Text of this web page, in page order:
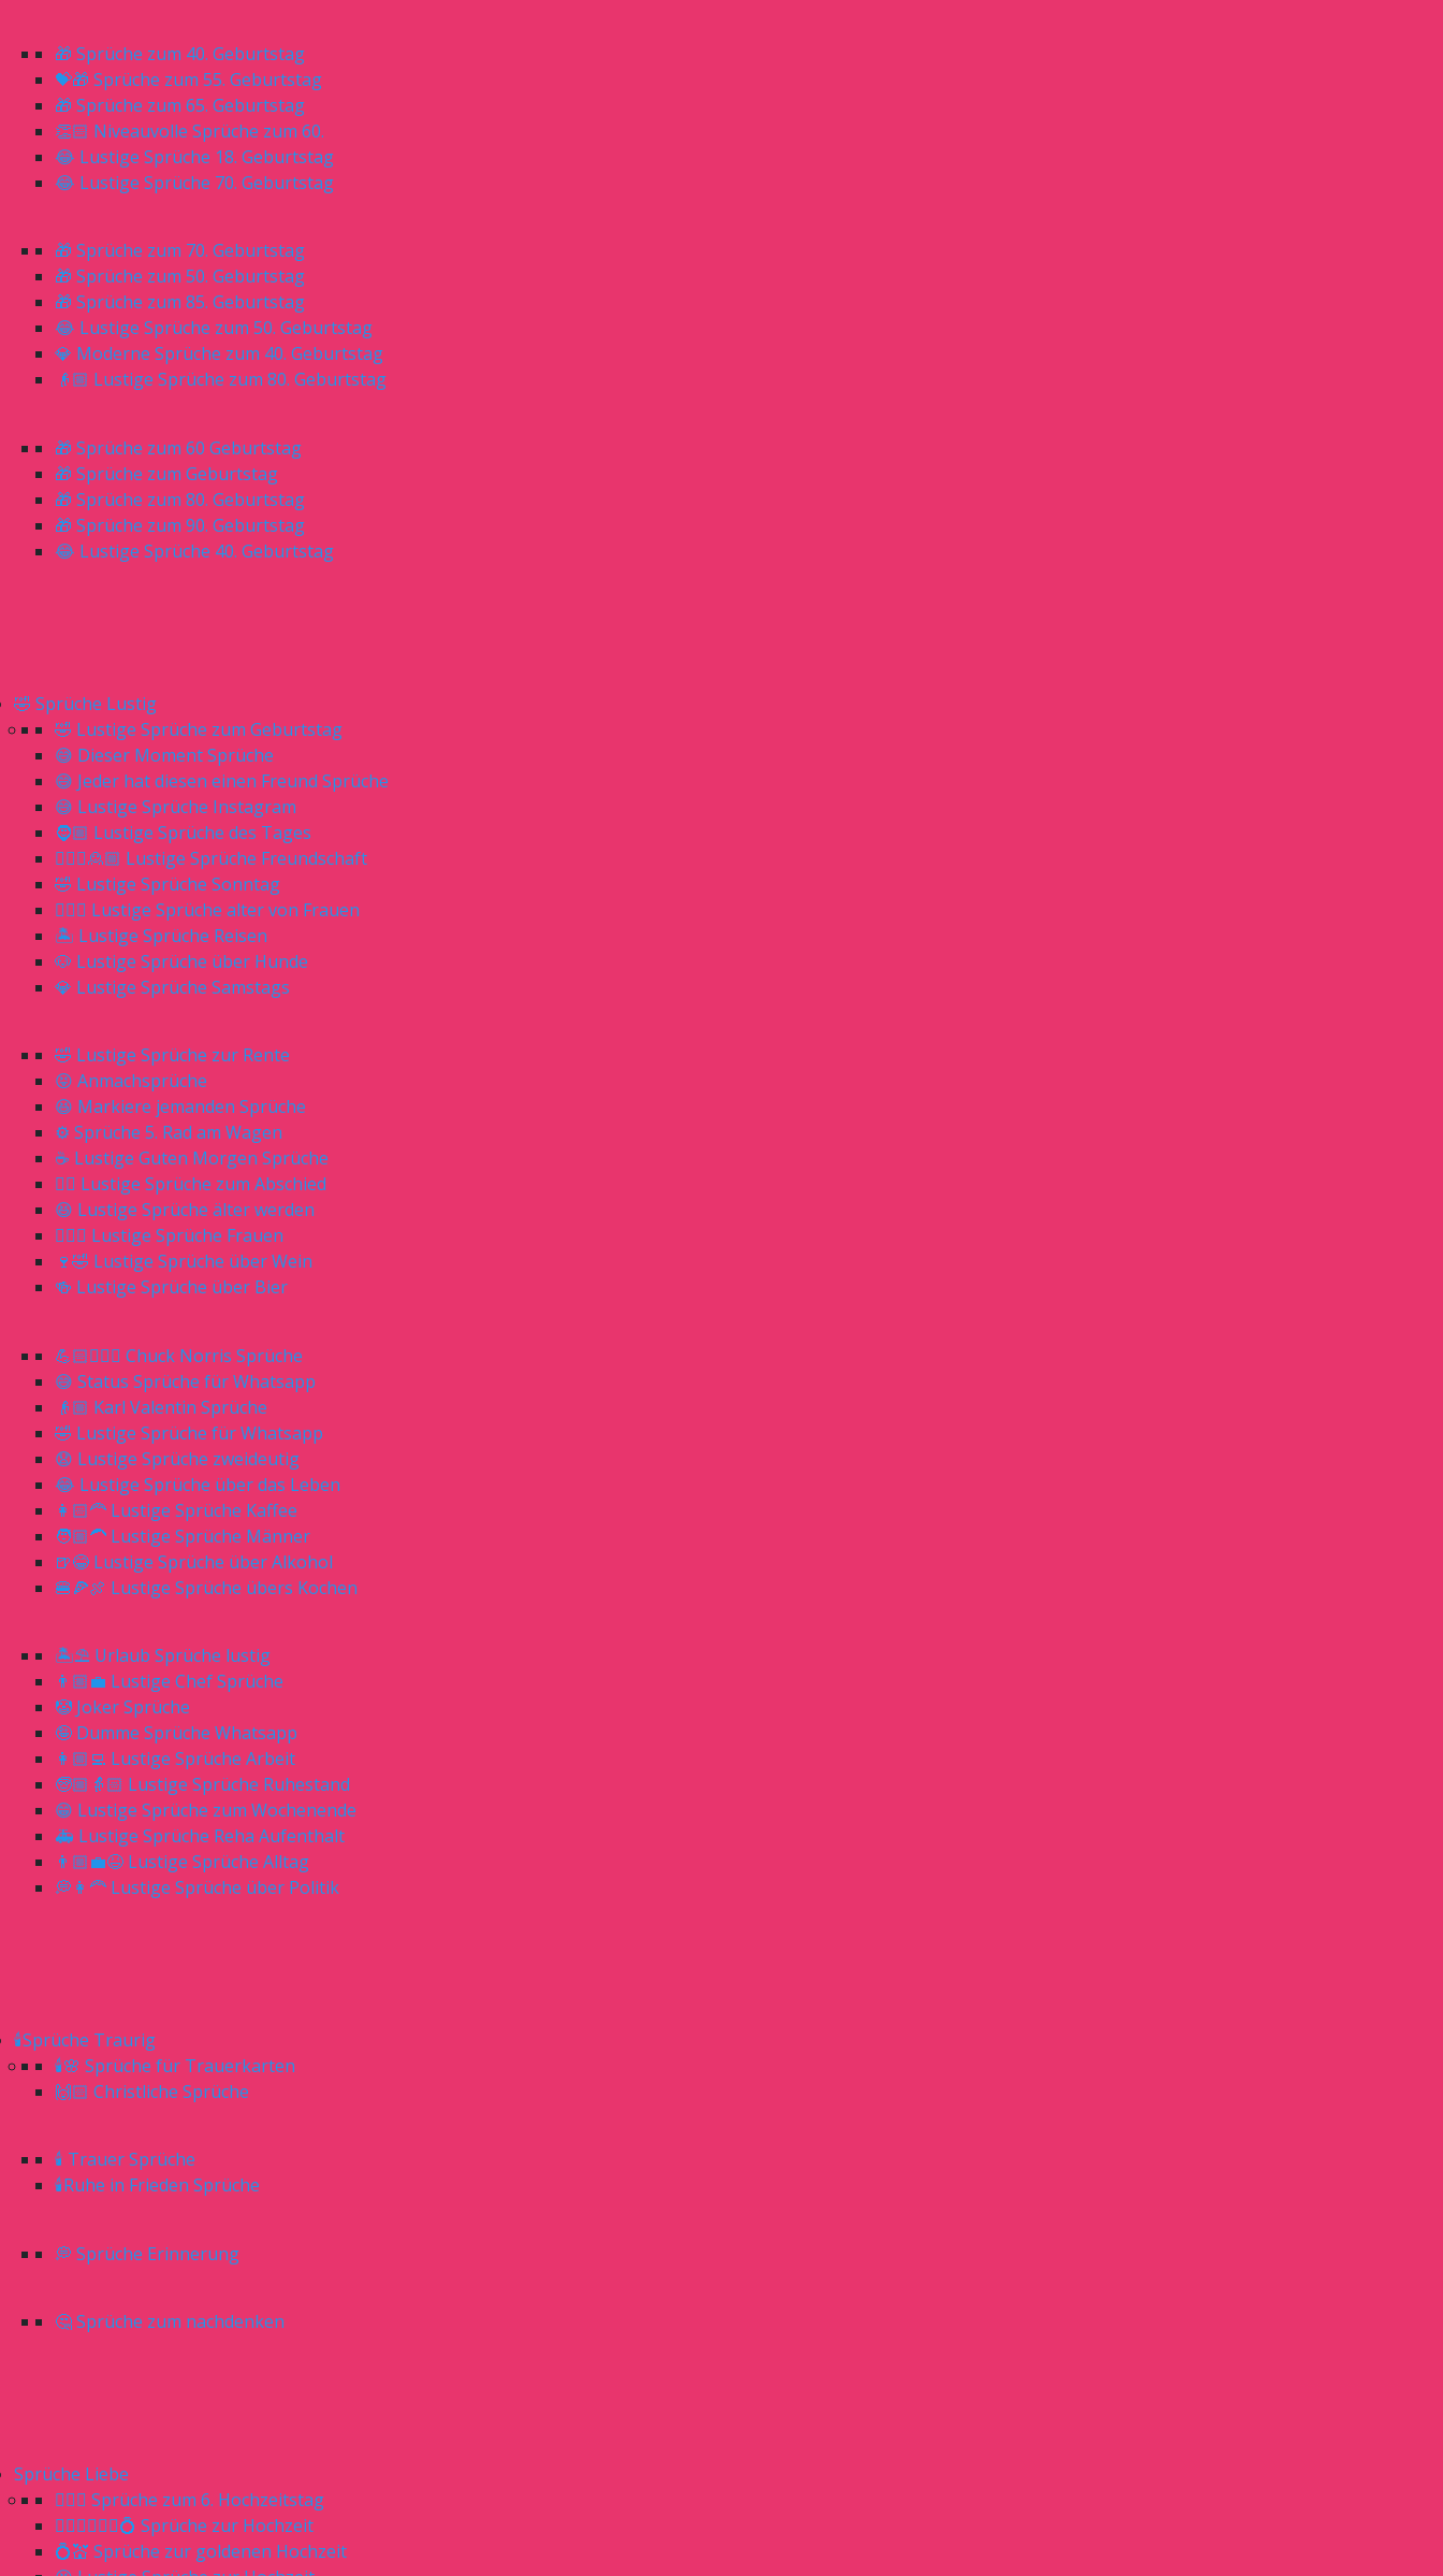
🎁 Sprüche zum 40. Geburtstag
💝🎁 Sprüche zum 55. Geburtstag
🎁 Sprüche zum 65. Geburtstag
👏🏻 Niveauvolle Sprüche zum 60.
😂 Lustige Sprüche 18. Geburtstag
😂 Lustige Sprüche 70. Geburtstag
🎁 Sprüche zum 70. Geburtstag
🎁 Sprüche zum 50. Geburtstag
🎁 Sprüche zum 85. Geburtstag
😂 Lustige Sprüche zum 50. Geburtstag
💎 Moderne Sprüche zum 40. Geburtstag
👴🏼 Lustige Sprüche zum 80. Geburtstag
🎁 Sprüche zum 60 Geburtstag
🎁 Sprüche zum Geburtstag
🎁 Sprüche zum 80. Geburtstag
🎁 Sprüche zum 90. Geburtstag
😂 Lustige Sprüche 40. Geburtstag
🤣 Sprüche Lustig
🤣 Lustige Sprüche zum Geburtstag
😅 Dieser Moment Sprüche
😅 Jeder hat diesen einen Freund Sprüche
😅 Lustige Sprüche Instagram
🧔🏼 Lustige Sprüche des Tages
🙎🏼‍♀️🙎🏼 Lustige Sprüche Freundschaft
🤣 Lustige Sprüche Sonntag
🙋🏼‍♀️ Lustige Sprüche alter von Frauen
🏝 Lustige Sprüche Reisen
🐶 Lustige Sprüche über Hunde
💎 Lustige Sprüche Samstags
🤣 Lustige Sprüche zur Rente
😝 Anmachsprüche
😆 Markiere jemanden Sprüche
⚙️ Sprüche 5. Rad am Wagen
☕️ Lustige Guten Morgen Sprüche
🖐🏻 Lustige Sprüche zum Abschied
😆 Lustige Sprüche älter werden
🙎🏼‍♀️ Lustige Sprüche Frauen
🍷🤣 Lustige Sprüche über Wein
🍻 Lustige Sprüche über Bier
💪🏻🧔🏼‍♂️ Chuck Norris Sprüche
😅 Status Sprüche für Whatsapp
👴🏼 Karl Valentin Sprüche
🤣 Lustige Sprüche für Whatsapp
😧 Lustige Sprüche zweideutig
😂 Lustige Sprüche über das Leben
👩🏻‍🦰 Lustige Sprüche Kaffee
🧑🏼‍🦱 Lustige Sprüche Männer
🍺😂 Lustige Sprüche über Alkohol
🍔🍕🍖 Lustige Sprüche übers Kochen
🏝⛱ Urlaub Sprüche lustig
👨🏼‍💼 Lustige Chef Sprüche
🤡 Joker Sprüche
🤪 Dumme Sprüche Whatsapp
👩🏼‍💻 Lustige Sprüche Arbeit
🧓🏼👵🏻 Lustige Sprüche Ruhestand
😁 Lustige Sprüche zum Wochenende
🚑 Lustige Sprüche Reha Aufenthalt
👨🏼‍💼😆 Lustige Sprüche Alltag
💭👩‍🦰 Lustige Sprüche über Politik
🕯Sprüche Traurig
🕯🌸 Sprüche für Trauerkarten
🙌🏻 Christliche Sprüche
🕯 Trauer Sprüche
🕯Ruhe in Frieden Sprüche
💭 Sprüche Erinnerung
🤔 Sprüche zum nachdenken
Sprüche Liebe
👰🏼‍♀️ Sprüche zum 6. Hochzeitstag
👰🏼‍♀️🤵🏼‍♂️💍 Sprüche zur Hochzeit
💍💒 Sprüche zur goldenen Hochzeit